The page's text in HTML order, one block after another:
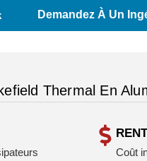
Demandez À Un
Thermal En
Coût